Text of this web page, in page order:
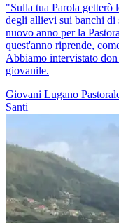
"Sulla tua Parola
degli allievi sui banchi di
nuovo anno per la
quest'anno riprende,
Abbiamo intervistato
giovanile.
Giovani Lugano
Santi